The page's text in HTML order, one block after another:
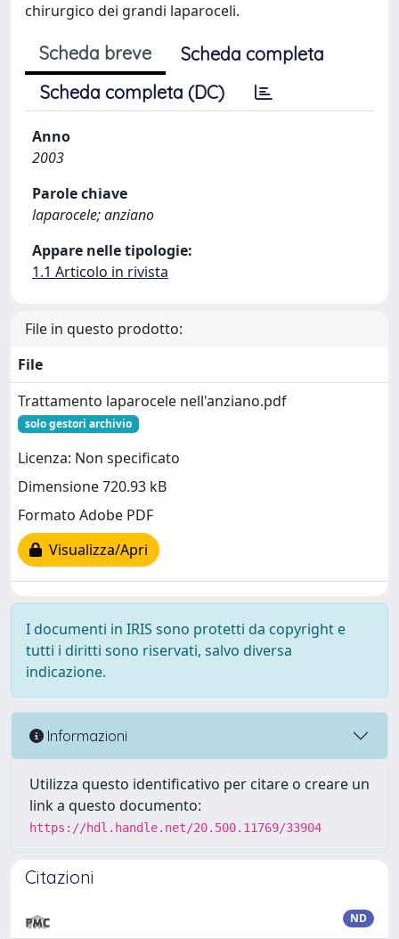
chirurgico dei grandi laparoceli.
Scheda breve
Scheda completa
Scheda completa (DC)
Anno
2003
Parole chiave
laparocele; anziano
Appare nelle tipologie:
1.1 Articolo in rivista
File in questo prodotto:
File
Trattamento laparocele nell'anziano.pdf
solo gestori archivio
Licenza: Non specificato
Dimensione 720.93 kB
Formato Adobe PDF
Visualizza/Apri
I documenti in IRIS sono protetti da copyright e
tutti i diritti sono riservati, salvo diversa
indicazione.
Informazioni
Utilizza questo identificativo per citare o creare un
link a questo documento:
https://hdl.handle.net/20.500.11769/33904
Citazioni
ND